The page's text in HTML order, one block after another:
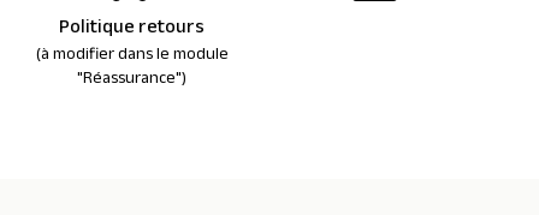
Politique retours
(à modifier dans le module
"Réassurance")